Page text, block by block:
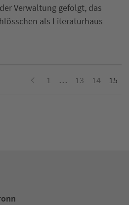
Verwaltung gefolgt, das
als Literaturhaus
1 … 13 14 15